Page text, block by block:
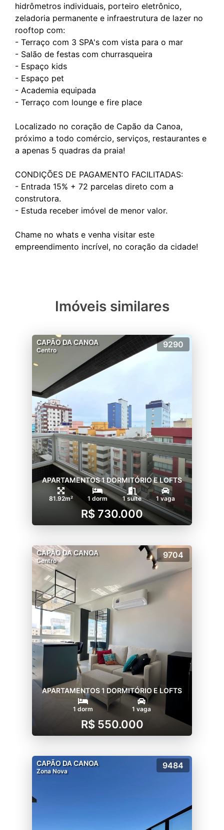
hidrômetros individuais, porteiro eletrônico,
zeladoria permanente e infraestrutura de lazer no
rooftop com:
- Terraço com 3 SPA's com vista para o mar
- Salão de festas com churrasqueira
- Espaço kids
- Espaço pet
- Academia equipada
- Terraço com lounge e fire place
Localizado no coração de Capão da Canoa,
próximo a todo comércio, serviços, restaurantes e
a apenas 5 quadras da praia!
CONDIÇÕES DE PAGAMENTO FACILITADAS:
- Entrada 15% + 72 parcelas direto com a
construtora.
- Estuda receber imóvel de menor valor.
Chame no whats e venha visitar este
Imóveis similares
CAPÃO DA CANOA
Centro
9290
APARTAMENTOS 1 DORMITÓRIO E LOFTS
81.92m² 1 dorm 1 suíte 1 vaga
R$ 730.000
CAPÃO DA CANOA
Centro
9704
APARTAMENTOS 1 DORMITÓRIO E LOFTS
1 dorm 1 vaga
R$ 550.000
CAPÃO DA CANOA
Zona Nova
9484